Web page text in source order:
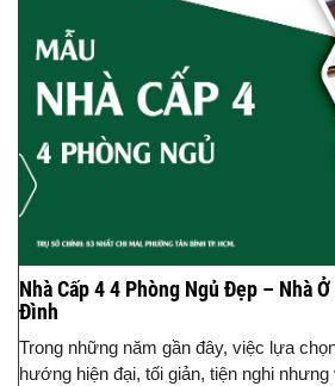
Nhà Cấp 4 4 Phòng Ngủ Đẹp – Nhà
Đình
Trong những năm gần đây, việc lựa
hướng hiện đại, tối giản, tiện nghi